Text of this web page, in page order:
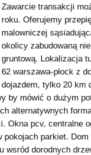
Zawarcie transakcji
roku. Oferujemy
malowniczej
okolicy zabudowaną
gruntową. Lokalizacja
62 warszawa-płock z
dojazdem, tylko 20 km
by mówić o dużym
alternatywnych
Okna pcv, centralne
parkiet. Dom
wsród dorodnych